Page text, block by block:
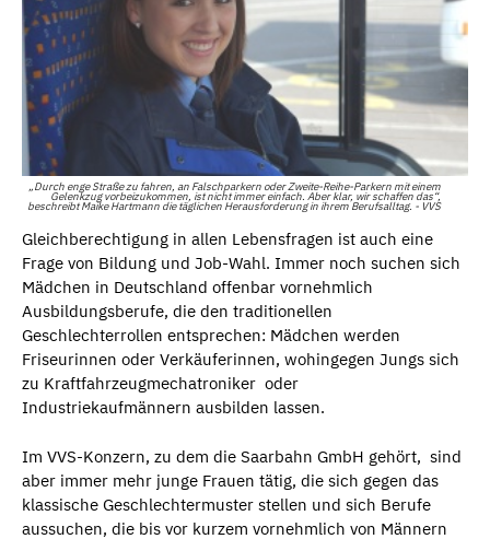
„Durch enge Straße zu fahren, an Falschparkern oder Zweite-Reihe-Parkern mit einem
Gelenkzug vorbeizukommen, ist nicht immer einfach. Aber klar, wir schaffen das“,
beschreibt Maike Hartmann die täglichen Herausforderung in ihrem Berufsalltag. - VVS
Gleichberechtigung in allen Lebensfragen ist auch eine
Frage von Bildung und Job-Wahl. Immer noch suchen sich
Mädchen in Deutschland offenbar vornehmlich
Ausbildungsberufe, die den traditionellen
Geschlechterrollen entsprechen: Mädchen werden
Friseurinnen oder Verkäuferinnen, wohingegen Jungs sich
zu Kraftfahrzeugmechatroniker oder
Industriekaufmännern ausbilden lassen.
Im VVS-Konzern, zu dem die Saarbahn GmbH gehört, sind
aber immer mehr junge Frauen tätig, die sich gegen das
klassische Geschlechtermuster stellen und sich Berufe
aussuchen, die bis vor kurzem vornehmlich von Männern